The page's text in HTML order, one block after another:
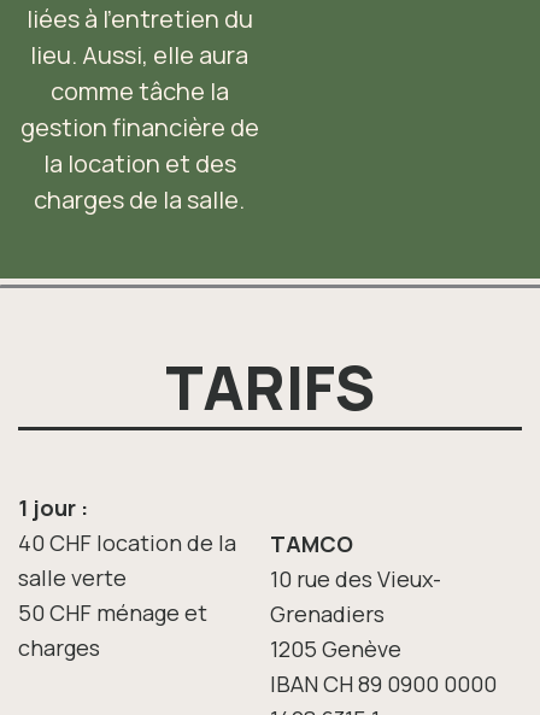
liées à l’entretien du
lieu. Aussi, elle aura
comme tâche la
gestion financière de
la location et des
charges de la salle.
TARIFS
1 jour :
40 CHF location de la
salle verte
50 CHF ménage et
charges
TAMCO
10 rue des Vieux-
Grenadiers
1205 Genève
IBAN CH 89 0900 0000